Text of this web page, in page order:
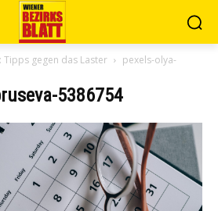
Tipps gegen das Laster
pexels-olya-
5386754